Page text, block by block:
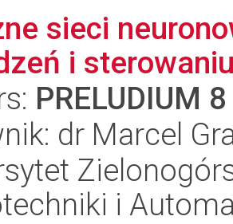
sieci
i
PRELUDIUM 8
dr Marcel
i